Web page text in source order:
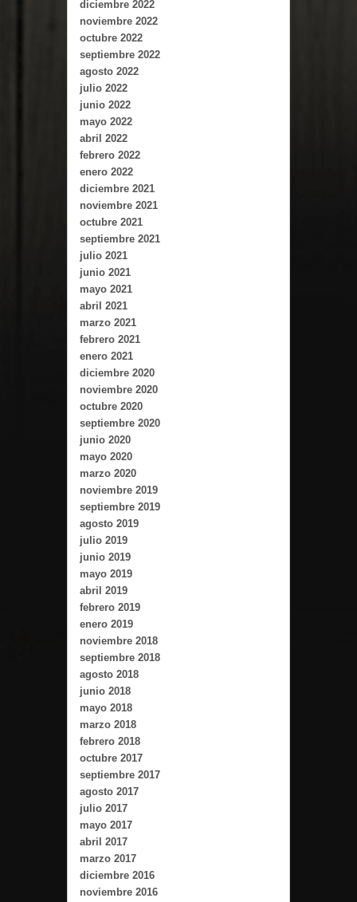
diciembre 2022
noviembre 2022
octubre 2022
septiembre 2022
agosto 2022
julio 2022
junio 2022
mayo 2022
abril 2022
febrero 2022
enero 2022
diciembre 2021
noviembre 2021
octubre 2021
septiembre 2021
julio 2021
junio 2021
mayo 2021
abril 2021
marzo 2021
febrero 2021
enero 2021
diciembre 2020
noviembre 2020
octubre 2020
septiembre 2020
junio 2020
mayo 2020
marzo 2020
noviembre 2019
septiembre 2019
agosto 2019
julio 2019
junio 2019
mayo 2019
abril 2019
febrero 2019
enero 2019
noviembre 2018
septiembre 2018
agosto 2018
junio 2018
mayo 2018
marzo 2018
febrero 2018
octubre 2017
septiembre 2017
agosto 2017
julio 2017
mayo 2017
abril 2017
marzo 2017
diciembre 2016
noviembre 2016